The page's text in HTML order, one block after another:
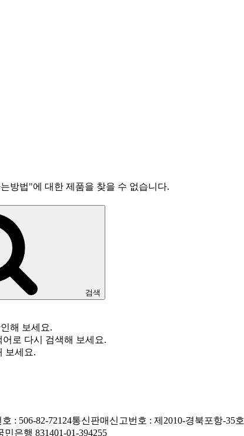
방법"에 대한 제품을 찾을 수 없습니다.
검색
해 보세요.
로 다시 검색해 보세요.
보세요.
: 506-82-72124통신판매신고번호 : 제2010-경북포항-35호
은행 831401-01-394255